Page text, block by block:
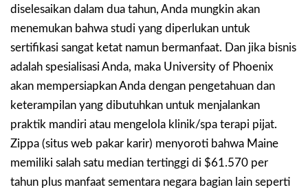
diselesaikan dalam dua tahun, Anda mungkin akan
menemukan bahwa studi yang diperlukan untuk
sertifikasi sangat ketat namun bermanfaat. Dan jika bisnis
adalah spesialisasi Anda, maka University of Phoenix
akan mempersiapkan Anda dengan pengetahuan dan
keterampilan yang dibutuhkan untuk menjalankan
praktik mandiri atau mengelola klinik/spa terapi pijat.
Zippa (situs web pakar karir) menyoroti bahwa Maine
memiliki salah satu median tertinggi di $61.570 per
tahun plus manfaat sementara negara bagian lain seperti